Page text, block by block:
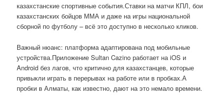
казахстанские спортивные события.Ставки на матчи КПЛ, бои
казахстанских бойцов ММА и даже на игры национальной
сборной по футболу – всё это доступно в несколько кликов.
Важный нюанс: платформа адаптирована под мобильные
устройства.Приложение Sultan Cazino работает на iOS и
Android без лагов, что критично для казахстанцев, которые
привыкли играть в перерывах на работе или в пробках.А
пробки в Алматы, как известно, дают на это немало времени.